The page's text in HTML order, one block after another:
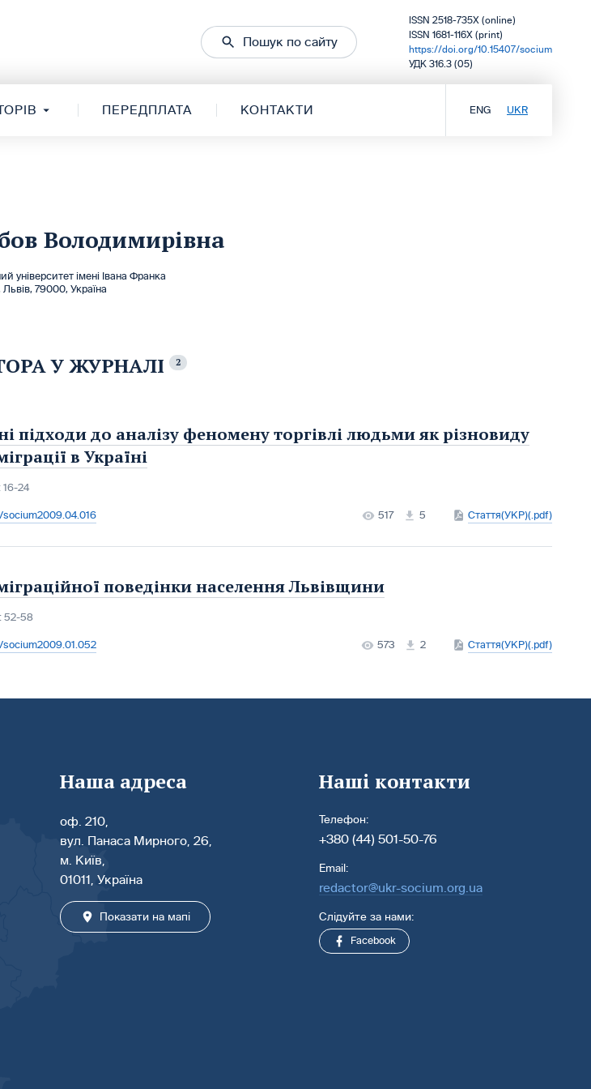
Пошук по сайту
ISSN 2518-735X (online)
ISSN 1681-116X (print)
https://doi.org/10.15407/socium
УДК 316.3 (05)
ПЕРЕДПЛАТА КОНТАКТИ ENG UKR
Володимирівна
університет імені Івана Франка
Львів, 79000, Україна
У ЖУРНАЛІ 2
підходи до аналізу феномену торгівлі людьми як різновиду
в Україні
16-24
517 5 Стаття(УКР)(.pdf)
поведінки населення Львівщини
52-58
573 2 Стаття(УКР)(.pdf)
Наша адреса
оф. 210,
вул. Панаса Мирного, 26,
м. Київ,
01011, Україна
Показати на мапі
Наші контакти
Телефон:
+380 (44) 501-50-76
Email:
redactor@ukr-socium.org.ua
Слідуйте за нами:
Facebook